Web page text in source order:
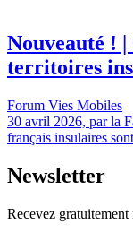
Nouveauté !
territoires
Forum Vies Mobiles
30 avril 2026, par la
français insulaires
Newsletter
Recevez